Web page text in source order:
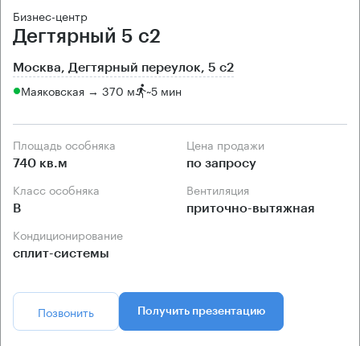
Бизнес-центр
Дегтярный 5 с2
Москва, Дегтярный переулок, 5 с2
Маяковская → 370 м ~5 мин
Площадь особняка
740 кв.м
Цена продажи
по запросу
Класс особняка
B
Вентиляция
приточно-вытяжная
Кондиционирование
сплит-системы
Позвонить Получить презентацию